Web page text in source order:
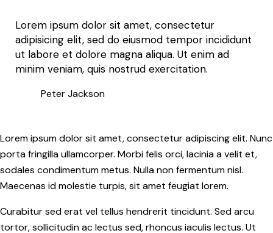
Lorem ipsum dolor sit amet, consectetur
adipisicing elit, sed do eiusmod tempor incididunt
ut labore et dolore magna aliqua. Ut enim ad
minim veniam, quis nostrud exercitation.
Peter Jackson
Lorem ipsum dolor sit amet, consectetur adipiscing elit. Nunc
porta fringilla ullamcorper. Morbi felis orci, lacinia a velit et,
sodales condimentum metus. Nulla non fermentum nisl.
Maecenas id molestie turpis, sit amet feugiat lorem.
Curabitur sed erat vel tellus hendrerit tincidunt. Sed arcu
tortor, sollicitudin ac lectus sed, rhoncus iaculis lectus. Ut